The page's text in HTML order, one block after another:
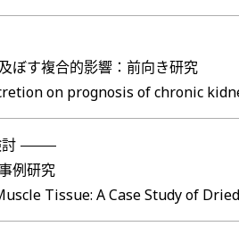
ぼす複合的影響：前向き研究
on prognosis of chronic
例研究
Tissue: A Case Study of